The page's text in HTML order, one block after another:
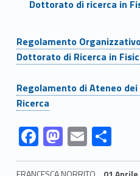
Dottorato di ricerca in
R
e
g
o
l
a
Link identifier #identifier__69124-1
Regolamento
Dottorato di Ricerca in
Link identifier #identifier__90233-2
Regolamento di Ateneo
Ricerca
Link identifier #identifier__16015-3
F
ac
Link identifier #identifier__125387-4 M
as
Link identifier #identifier__170198-5 E
m
Link identifier #identifier__9047-6 C
o